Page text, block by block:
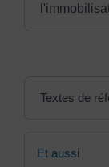
Textes de
Et aussi